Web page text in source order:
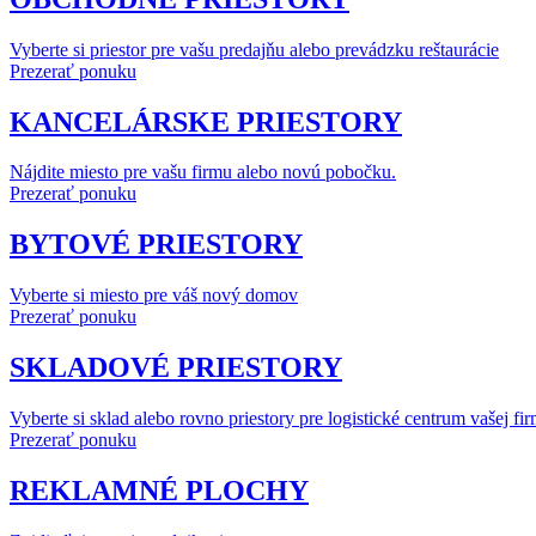
Vyberte si priestor pre vašu predajňu alebo prevádzku reštaurácie
Prezerať ponuku
KANCELÁRSKE PRIESTORY
Nájdite miesto pre vašu firmu alebo novú pobočku.
Prezerať ponuku
BYTOVÉ PRIESTORY
Vyberte si miesto pre váš nový domov
Prezerať ponuku
SKLADOVÉ PRIESTORY
Vyberte si sklad alebo rovno priestory pre logistické centrum vašej
Prezerať ponuku
REKLAMNÉ PLOCHY